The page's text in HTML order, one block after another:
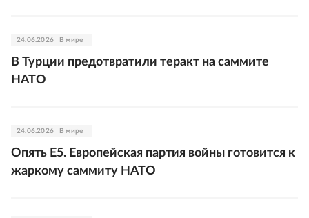
24.06.2026 В мире
В Турции предотвратили теракт на саммите
НАТО
24.06.2026 В мире
Опять Е5. Европейская партия войны готовится к
жаркому саммиту НАТО